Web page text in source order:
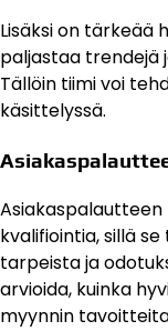
Lisäksi on tärkeää
paljastaa trendejä
Tällöin tiimi voi
käsittelyssä.
Asiakaspalautteen
kvalifiointia, sillä
tarpeista ja
arvioida, kuinka
myynnin